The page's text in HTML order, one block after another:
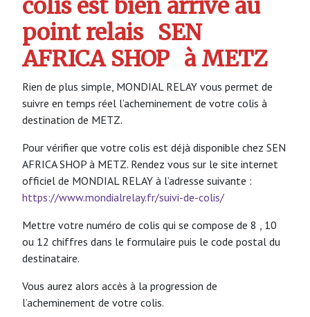
colis est bien arrivé au
point relais SEN
AFRICA SHOP à METZ
Rien de plus simple, MONDIAL RELAY vous permet de
suivre en temps réel l’acheminement de votre colis à
destination de METZ.
Pour vérifier que votre colis est déjà disponible chez SEN
AFRICA SHOP à METZ. Rendez vous sur le site internet
officiel de MONDIAL RELAY à l’adresse suivante :
https://www.mondialrelay.fr/suivi-de-colis/
Mettre votre numéro de colis qui se compose de 8 , 10
ou 12 chiffres dans le formulaire puis le code postal du
destinataire.
Vous aurez alors accès à la progression de
l’acheminement de votre colis.